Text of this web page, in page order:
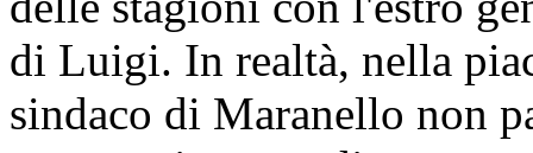
di Luigi. In realtà, nella
sindaco di Maranello non